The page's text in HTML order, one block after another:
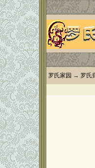
罗氏家园 → 罗氏